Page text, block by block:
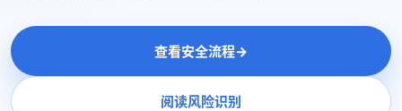
查看安全流程→
阅读风险识别